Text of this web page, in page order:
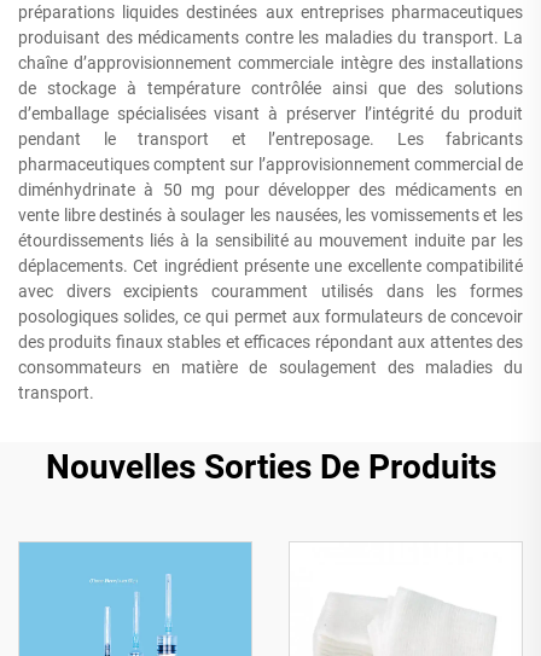
préparations liquides destinées aux entreprises pharmaceutiques
produisant des médicaments contre les maladies du transport. La
chaîne d’approvisionnement commerciale intègre des installations
de stockage à température contrôlée ainsi que des solutions
d’emballage spécialisées visant à préserver l’intégrité du produit
pendant le transport et l’entreposage. Les fabricants
pharmaceutiques comptent sur l’approvisionnement commercial de
diménhydrinate à 50 mg pour développer des médicaments en
vente libre destinés à soulager les nausées, les vomissements et les
étourdissements liés à la sensibilité au mouvement induite par les
déplacements. Cet ingrédient présente une excellente compatibilité
avec divers excipients couramment utilisés dans les formes
posologiques solides, ce qui permet aux formulateurs de concevoir
des produits finaux stables et efficaces répondant aux attentes des
consommateurs en matière de soulagement des maladies du
transport.
Nouvelles Sorties De Produits